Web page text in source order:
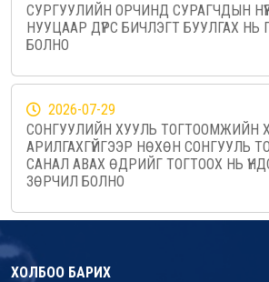
СУРГУУЛИЙН ОРЧИНД СУРАГЧДЫН
НУУЦААР ДҮРС БИЧЛЭГТ БУУЛГАХ НЬ
БОЛНО
2026-07-29
СОНГУУЛИЙН ХУУЛЬ ТОГТООМЖИЙН
АРИЛГАХГҮЙГЭЭР НӨХӨН СОНГУУЛЬ
САНАЛ АВАХ ӨДРИЙГ ТОГТООХ НЬ
ЗӨРЧИЛ БОЛНО
ХОЛБОО БАРИХ